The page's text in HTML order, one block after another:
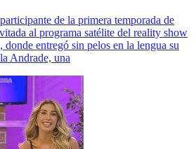
de la primera temporada de
al programa satélite del reality show
donde entregó sin pelos en la lengua su
Andrade, una